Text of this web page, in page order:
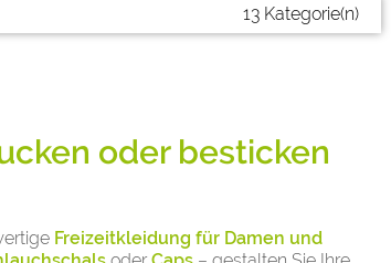
13 Kategorie(n)
oder besticken
Freizeitkleidung für Damen und